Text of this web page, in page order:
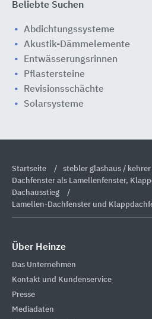
Beliebte Suchen
Abdichtungssysteme
Akustik-Dämmelemente
Entwässerungsrinnen
Pflastersteine
Revisionsschächte
Solarsysteme
Startseite
stebler glashaus /
Dachfenster als Lamellenfenster,
Dachausstieg
Lamellen-Dachfenster und
Über Heinze
Das Unternehmen
Kontakt und Kundenservice
Presse
Mediadaten